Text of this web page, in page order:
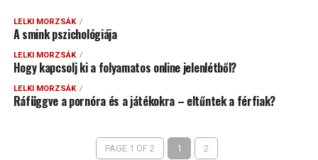
LELKI MORZSÁK
A smink pszichológiája
LELKI MORZSÁK
Hogy kapcsolj ki a folyamatos online jelenlétből?
LELKI MORZSÁK
Ráfüggve a pornóra és a játékokra – eltűntek a férfiak?
PAGE 1 OF 2 1 2